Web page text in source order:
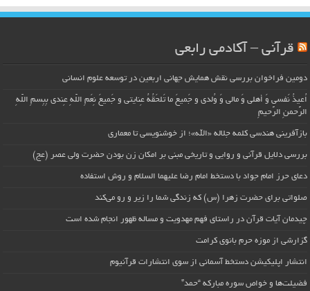
قرآنی – آکادمی رابعی
دومین فراخوان بررسی نقش همایش جهانی اربعین در توسعه علوم انسانی
اُعیذُ نَفسی وَ أهلی وَ مالی وَ وُلدی و جَمیعَ ما تَلحَقُهُ عِنایتی و جَمیعَ نِعَمِ اللّهِ عِندی بِبِسمِ اللّهِ
الرَّحمنِ الرَّحیمِ
بازآفرینی هندسی کلمه جلاله «الله»؛ از خوشنویسی تا معماری
بررسی دلایل قرآنی و روایی و تاریخی مبنی بر امکان زن بودن حضرت ولی عصر (عج)
دعای حرز امام جواد با دستخط امام رضا علیهما السلام و روش استفاده
صلواتی برای حضرت زهرا (س) که زندگی شما را زیر و رو می‌کند
چیدمان آیات قرآن در راستای فهم مهدویت و مساله ظهور انجام شده است
گزارشی از موزه حرم بانوی کرامت
انتشار اپلیکیشن دستخط آسمانی از سوی انتشارات قرآنیوم
فضیلت‌ها و خواص سوره مبارکه “حمد”